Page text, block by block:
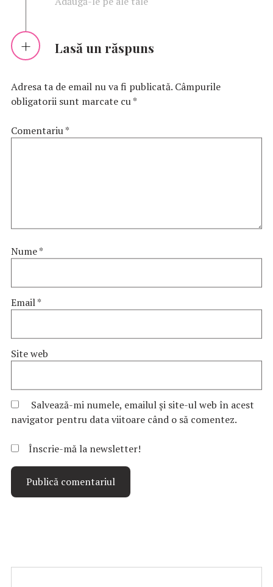
Lasă un răspuns
Adresa ta de email nu va fi publicată. Câmpurile
obligatorii sunt marcate cu*
Comentariu*
Nume*
Email*
Site web
Salvează-mi numele, emailul și site-ul web în acest
navigator pentru data viitoare când o să comentez.
Înscrie-mă la newsletter!